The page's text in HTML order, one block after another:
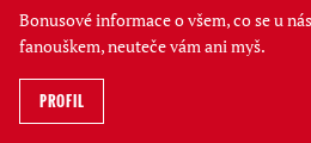
Bonusové informace o všem, co se u
fanouškem, neuteče vám ani myš.
PROFIL